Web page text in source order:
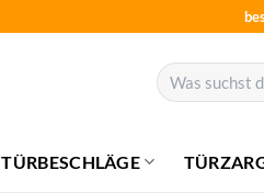
Suchen
nach:
TÜRBESCHLÄGE